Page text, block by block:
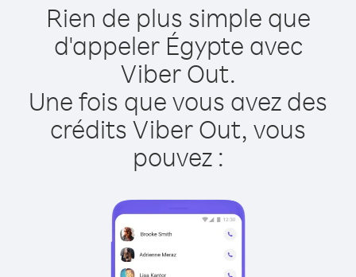
Rien de plus simple que
d'appeler Égypte avec
Viber Out.
Une fois que vous avez des
crédits Viber Out, vous
pouvez :